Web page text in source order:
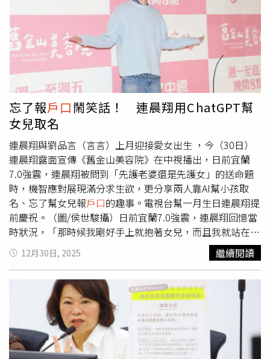
較2024年同月減少1萬1838人，反映出整體人口移動趨勢趨
緩。婚姻數據方面，全年結婚對數為10萬4376對，年粗結
婚率為每千人4.47對，較前一年減少1萬8635對；離婚對數
為5萬2101對，年粗離婚率為每千人2.23對，呈現略為下降
的趨勢。觀察人口結構變化，截至2025年12月底，65歲以
上人口數達467萬3155人，占總人口的20.06％，正式符合
世界衛生組織（WHO）所定義的「超高齡社會」標準。其
餘年齡層方面，0至14歲人口為268萬1890人，占比
11.51％；15至64歲人口為1594萬4087人，占比68.43％。
內政部指出，台灣已進入「低生育、高死亡、高齡化」的新
常態，人口結構轉變對勞動力、長照與社會保障體系帶來挑
戰，相關政策需持續滾動調整。
忘了報戶口 鬧笑話！ 連晨翔用ChatGPT幫
女兒取名
連晨翔與劉品言（言言）上月迎接愛女出生 ，今（30日）
連晨翔露面宣傳《舊金山美容院》在中視播出，日前宜蘭
7.0強震，連晨翔被問到「先護老婆還是先護女」的送命題
時，機智應對展現滿分求生欲，更分享兩人靠AI幫小孩取
名、忘了幫女兒報戶口的趣事。電視台幫一月生日連晨翔提
前慶祝。（圖/侯世駿攝）日前宜蘭7.0強震，連晨翔回憶當
時狀況，「那時候我剛好手上就抱著女兒，而且我就站在言
言旁邊，所以兩個都護到了！」他坦言雖然當下被震度嚇
到，但夫妻倆住五樓不算太高，兩人反應都算淡定。談到育
兒生活，連晨翔坦言女兒出生 50 多天，生活已從一開始的
手忙腳亂趨於穩定。被問到是否會因帶小孩與言言爭吵？他
甜蜜回應：「沒時間吵架！」他習慣晚睡、言言喜歡早起，
所以夫妻分工上很互補，時間剛好完全配合，他對於帶小孩
也算有自信，一打一沒問題。至於女兒的名字，連晨翔透露
是靠AI取的，夫妻倆先各自選好一個喜歡的音，再透過
12月30日, 2025 繼續閱讀